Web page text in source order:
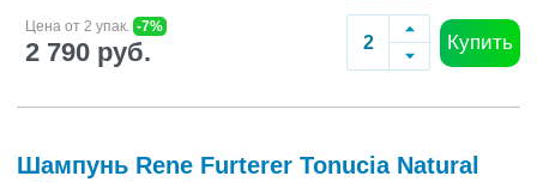
Цена от 2 упак. -7%
2 790 руб. Купить
Шампунь Rene Furterer Tonucia Natural